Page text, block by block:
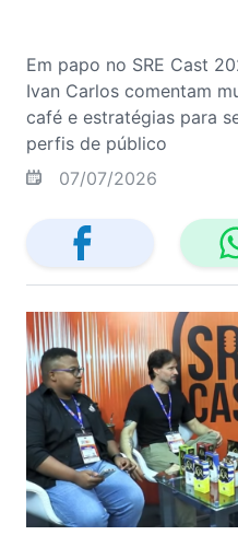
Em papo no SRE Cast
Ivan Carlos comentam
café e estratégias para
perfis de público
07/07/2026